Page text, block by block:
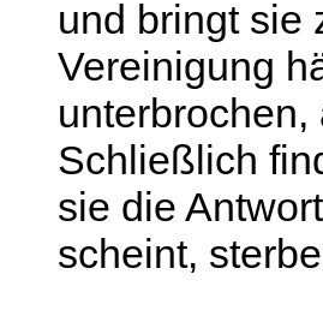
und bringt sie
Vereinigung
Schließlich
sie die
scheint,